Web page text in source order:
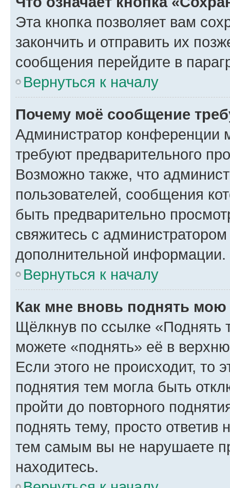
Эта кнопка позволяет вам
закончить и отправить их
сообщения перейдите в
Вернуться к началу
Почему моё сообщение
Администратор конференции
требуют предварительного
Возможно также, что
пользователей, сообщения
быть предварительно
свяжитесь с
дополнительной информации.
Вернуться к началу
Как мне вновь поднять мою
Щёлкнув по ссылке «Поднять
можете «поднять» её в
Если этого не происходит, то
поднятия тем могла быть
пройти до повторного
поднять тему, просто ответив
тем самым вы не нарушаете
находитесь.